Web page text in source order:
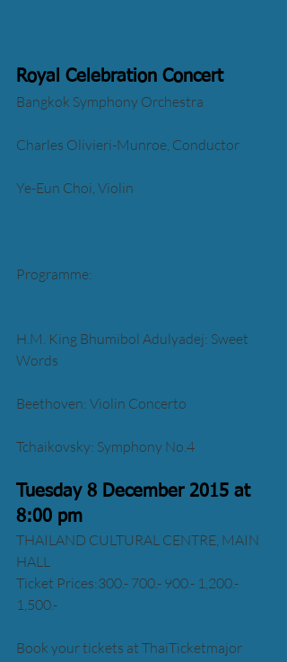
Royal Celebration Concert
Bangkok Symphony Orchestra
Charles Olivieri-Munroe, Conductor
Ye-Eun Choi, Violin
Programme:
H.M. King Bhumibol Adulyadej: Sweet
Words
Beethoven: Violin Concerto
Tchaikovsky: Symphony No.4
Tuesday 8 December 2015 at
8:00 pm
THAILAND CULTURAL CENTRE, MAIN
HALL
Ticket Prices:300.- 700.- 900.- 1,200.-
1,500.-
Book your tickets at ThaiTicketmajor